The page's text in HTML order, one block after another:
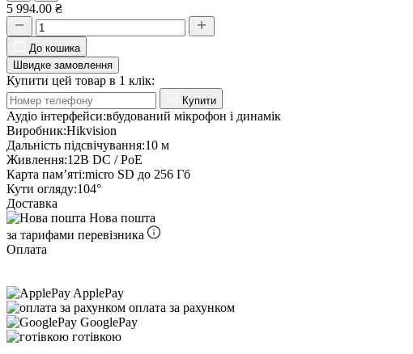
5 994.00 ₴
До кошика
Швидке замовлення
Купити цей товар в 1 клік:
Купити
Аудіо інтерфейси:вбудований мікрофон і динамік
Виробник:Hikvision
Дальність підсвічування:10 м
Живлення:12В DC / PoE
Карта пам’яті:micro SD до 256 Гб
Кути огляду:104°
Доставка
Нова пошта
за тарифами перевізника
Оплата
ApplePay
оплата за рахунком
GooglePay
готівкою